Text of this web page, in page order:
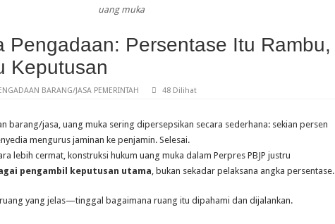
uang muka
Pengadaan: Persentase Itu Rambu,
Keputusan
BARANG/JASA PEMERINTAH 48 Dilihat
barang/jasa, uang muka sering dipersepsikan secara sederhana: sekian persen
mengurus jaminan ke penjamin. Selesai.
lebih cermat, konstruksi hukum uang muka dalam Perpres PBJP justru
pengambil keputusan utama, bukan sekadar pelaksana angka persentase.
yang jelas—tinggal bagaimana ruang itu dipahami dan dijalankan.